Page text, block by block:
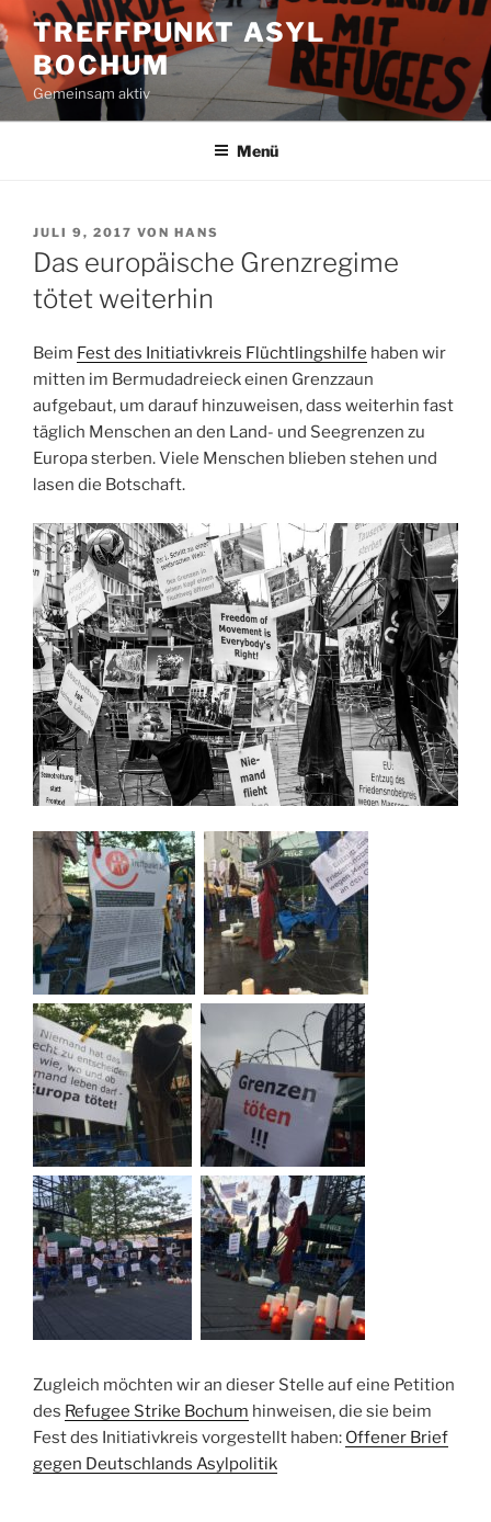
Zum
Inhalt
springen
TREFFPUNKT ASYL
BOCHUM
Gemeinsam aktiv
Menü
VERÖFFENTLICHT
AM
JULI 9, 2017 VON HANS
Das europäische Grenzregime
tötet weiterhin
Beim Fest des Initiativkreis Flüchtlingshilfe haben wir
mitten im Bermudadreieck einen Grenzzaun
aufgebaut, um darauf hinzuweisen, dass weiterhin fast
täglich Menschen an den Land- und Seegrenzen zu
Europa sterben. Viele Menschen blieben stehen und
lasen die Botschaft.
Zugleich möchten wir an dieser Stelle auf eine Petition
des Refugee Strike Bochum hinweisen, die sie beim
Fest des Initiativkreis vorgestellt haben: Offener Brief
gegen Deutschlands Asylpolitik